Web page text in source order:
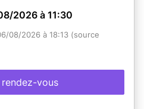
2026 à 11:30
08/2026 à 18:13 (source
rendez-vous